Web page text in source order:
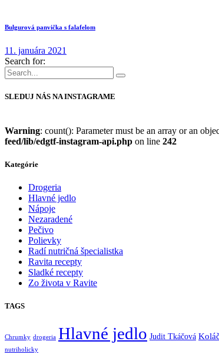
Bulgurová panvička s falafelom
11. januára 2021
Search for:
SLEDUJ NÁS NA INSTAGRAME
Warning: count(): Parameter must be an array or an
feed/lib/edgtf-instagram-api.php on line 242
Kategórie
Drogeria
Hlavné jedlo
Nápoje
Nezaradené
Pečivo
Polievky
Radí nutričná špecialistka
Ravita recepty
Sladké recepty
Zo života v Ravite
TAGS
Chrumky drogeria Hlavné jedlo Judit Tkáčová Koláč
nutriholicky